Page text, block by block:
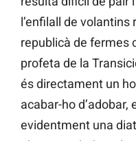
l’enfilall de
republicà de fermes
profeta de la
és directament un
acabar-ho d’adobar,
evidentment una